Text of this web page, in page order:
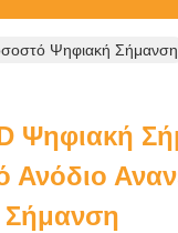
Ψηφιακή Σήμανση
Ψηφιακή
Ανόδιο